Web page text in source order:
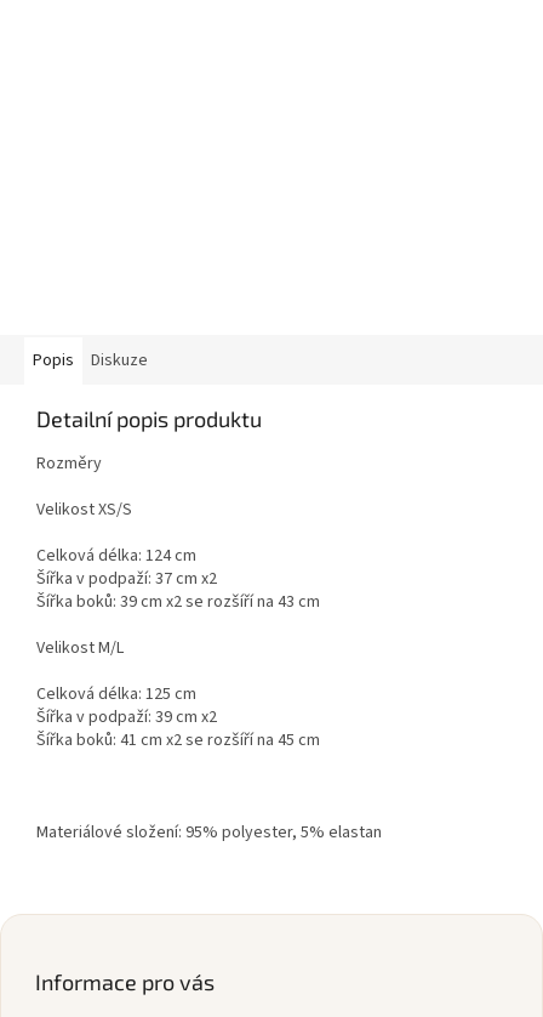
Popis Diskuze
Detailní popis produktu
Rozměry
Velikost XS/S
Celková délka: 124 cm
Šířka v podpaží: 37 cm x2
Šířka boků: 39 cm x2 se rozšíří na 43 cm
Velikost M/L
Celková délka: 125 cm
Šířka v podpaží: 39 cm x2
Šířka boků: 41 cm x2 se rozšíří na 45 cm
Materiálové složení: 95% polyester, 5% elastan
Z
Informace pro vás